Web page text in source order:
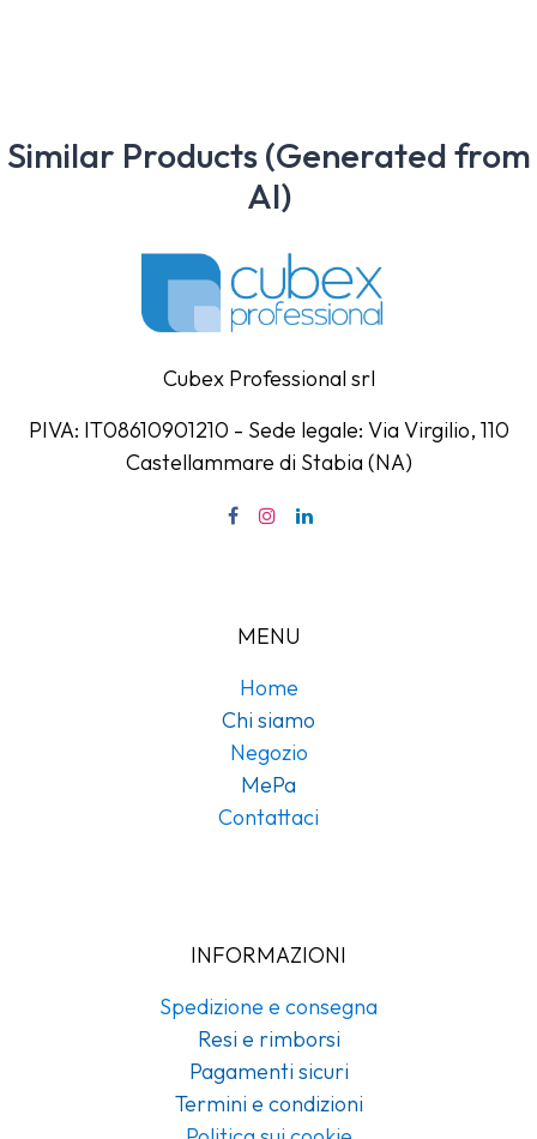
Similar Products (Generated from
AI)
Cubex Professional srl
PIVA: IT08610901210 - Sede legale: Via Virgilio, 110
Castellammare di Stabia (NA)
MENU
Home
Chi siamo
Negozio
MePa
Contattaci
INFORMAZIONI
Spedizione e consegna
Resi e rimborsi
Pagamenti sicuri
Termini e condizioni